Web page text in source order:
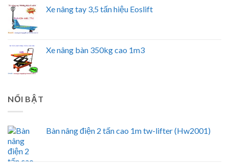
Xe nâng tay 3,5 tấn hiệu Eoslift
Xe nâng bàn 350kg cao 1m3
NỔI BẬT
Bàn nâng điện 2 tấn cao 1m tw-lifter (Hw2001)